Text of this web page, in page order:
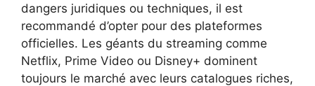
dangers juridiques ou techniques, il est
recommandé d’opter pour des plateformes
officielles. Les géants du streaming comme
Netflix, Prime Video ou Disney+ dominent
toujours le marché avec leurs catalogues riches,